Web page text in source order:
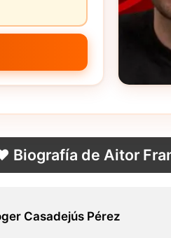
Biografía de Aitor
Casadejús Pérez